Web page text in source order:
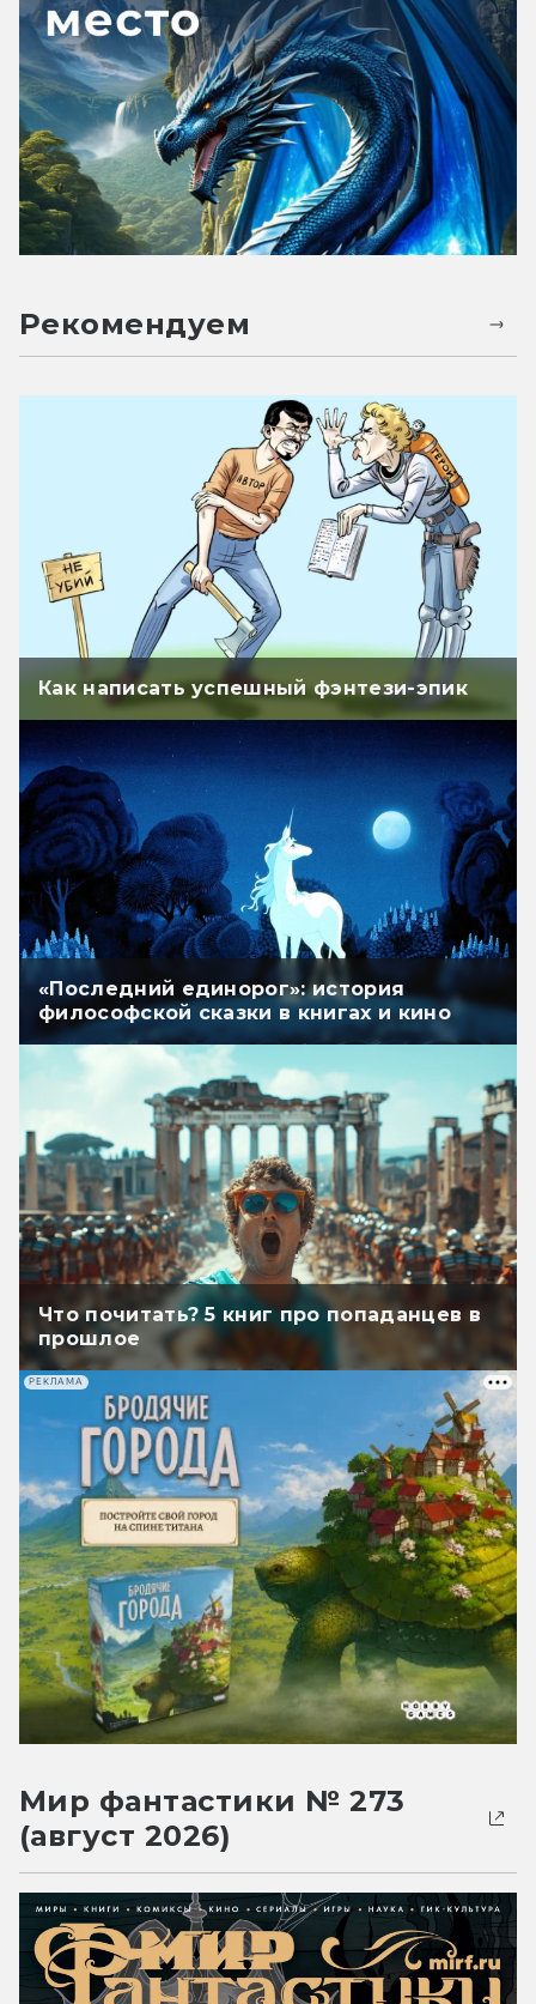
Рекомендуем
Как написать успешный фэнтези-эпик
«Последний единорог»: история
философской сказки в книгах и кино
Что почитать? 5 книг про попаданцев в
прошлое
РЕКЛАМА
Мир фантастики № 273
(август 2026)